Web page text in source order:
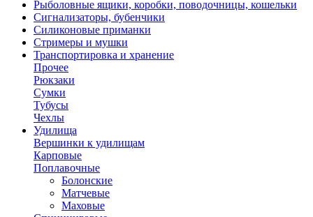
Рыболовные ящики, коробки, поводочницы, кошельки
Сигнализаторы, бубенчики
Силиконовые приманки
Стримеры и мушки
Транспортировка и хранение
Прочее
Рюкзаки
Сумки
Тубусы
Чехлы
Удилища
Вершинки к удилищам
Карповые
Поплавочные
Болонские
Матчевые
Маховые